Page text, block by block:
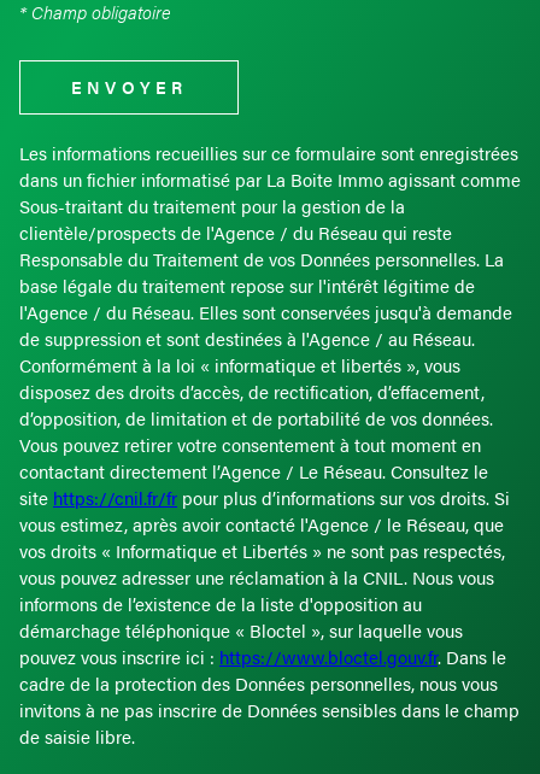
* Champ obligatoire
ENVOYER
Les informations recueillies sur ce formulaire sont enregistrées
dans un fichier informatisé par La Boite Immo agissant comme
Sous-traitant du traitement pour la gestion de la
clientèle/prospects de l'Agence / du Réseau qui reste
Responsable du Traitement de vos Données personnelles. La
base légale du traitement repose sur l'intérêt légitime de
l'Agence / du Réseau. Elles sont conservées jusqu'à demande
de suppression et sont destinées à l'Agence / au Réseau.
Conformément à la loi « informatique et libertés », vous
disposez des droits d’accès, de rectification, d’effacement,
d’opposition, de limitation et de portabilité de vos données.
Vous pouvez retirer votre consentement à tout moment en
contactant directement l’Agence / Le Réseau. Consultez le
site https://cnil.fr/fr pour plus d’informations sur vos droits. Si
vous estimez, après avoir contacté l'Agence / le Réseau, que
vos droits « Informatique et Libertés » ne sont pas respectés,
vous pouvez adresser une réclamation à la CNIL. Nous vous
informons de l’existence de la liste d'opposition au
démarchage téléphonique « Bloctel », sur laquelle vous
pouvez vous inscrire ici : https://www.bloctel.gouv.fr. Dans le
cadre de la protection des Données personnelles, nous vous
invitons à ne pas inscrire de Données sensibles dans le champ
de saisie libre.